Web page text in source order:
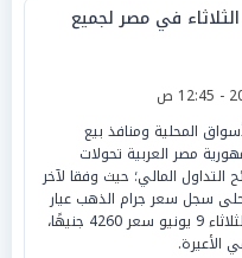
في مصر لجميع
المحلية ومنافذ بيع
مصر العربية تحولات
المالي؛ حيث وفقا لآخر
سجل سعر جرام الذهب عيار
14 في تعاملات اليوم الثلاثاء 9 يونيو سعر 4260 جنيهًا،
الأعيرة.